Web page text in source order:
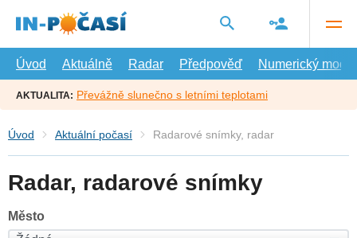
hlavní
Úvod
Aktuálně Radar Předpověď Numerický model
AKTUALITA: Převážně slunečno s letními teplotami
Úvod Aktuální počasí Radarové snímky, radar
Radar, radarové snímky
Město